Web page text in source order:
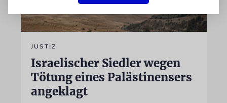
JUSTIZ
Israelischer Siedler wegen
Tötung eines Palästinensers
angeklagt